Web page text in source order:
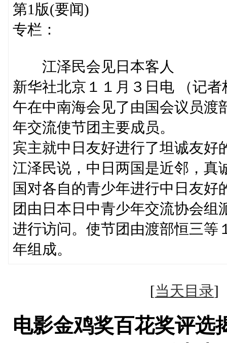
第1版(要闻)
专栏：
江泽民会见日本客人
新华社北京１１月３日电 （记
午在中南海会见了由国会议员渡
年交流使节团主要成员。
宾主就中日友好进行了坦诚友好
江泽民说，中日两国是近邻，真
国对各自的青少年进行中日友
团由日本日中青少年交流协会
进行访问。使节团由渡部恒三等
年组成。
[当天目录
电影金鸡奖百花奖评选